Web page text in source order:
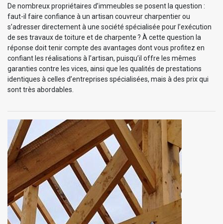
De nombreux propriétaires d’immeubles se posent la question :
faut-il faire confiance à un artisan couvreur charpentier ou
s’adresser directement à une société spécialisée pour l’exécution
de ses travaux de toiture et de charpente ? À cette question la
réponse doit tenir compte des avantages dont vous profitez en
confiant les réalisations à l’artisan, puisqu’il offre les mêmes
garanties contre les vices, ainsi que les qualités de prestations
identiques à celles d’entreprises spécialisées, mais à des prix qui
sont très abordables.